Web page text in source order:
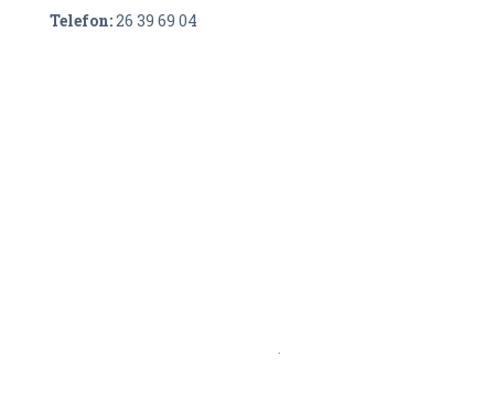
Telefon:26 39 69 04